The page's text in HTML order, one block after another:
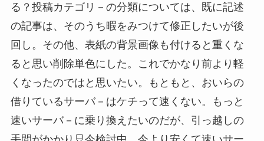
る？投稿カテゴリ－の分類については、既に記述
の記事は、そのうち暇をみつけて修正したいが後
回し。その他、表紙の背景画像も付けると重くな
ると思い削除単色にした。これでかなり前より軽
くなったのではと思いたい。もともと、おいらの
借りているサーバ－はケチって速くない。もっと
速いサーバ－に乗り換えたいのだが、引っ越しの